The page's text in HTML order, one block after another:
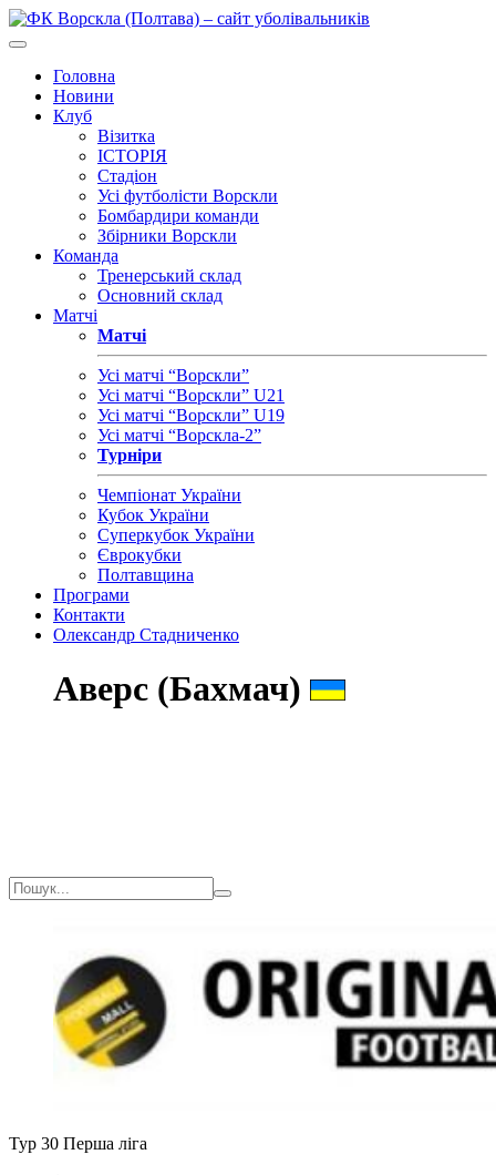
Головна
Новини
Клуб
Візитка
ІСТОРІЯ
Стадіон
Усі футболісти Ворскли
Бомбардири команди
Збірники Ворскли
Команда
Тренерський склад
Основний склад
Матчі
Матчі
Усі матчі “Ворскли”
Усі матчі “Ворскли” U21
Усі матчі “Ворскли” U19
Усі матчі “Ворскла-2”
Турніри
Чемпіонат України
Кубок України
Суперкубок України
Єврокубки
Полтавщина
Програми
Контакти
Олександр Стадниченко
Аверс (Бахмач)
Тур 30 Перша ліга